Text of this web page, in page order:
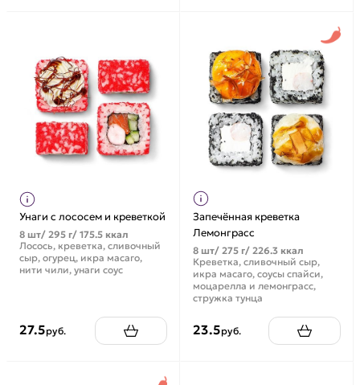
Унаги с лососем и креветкой
8 шт/ 295 г/ 175.5 ккал
Лосось, креветка, сливочный
сыр, огурец, икра масаго,
нити чили, унаги соус
27.5руб.
Запечённая креветка
Лемонграсс
8 шт/ 275 г/ 226.3 ккал
Креветка, сливочный сыр,
икра масаго, соусы спайси,
моцарелла и лемонграсс,
стружка тунца
23.5руб.